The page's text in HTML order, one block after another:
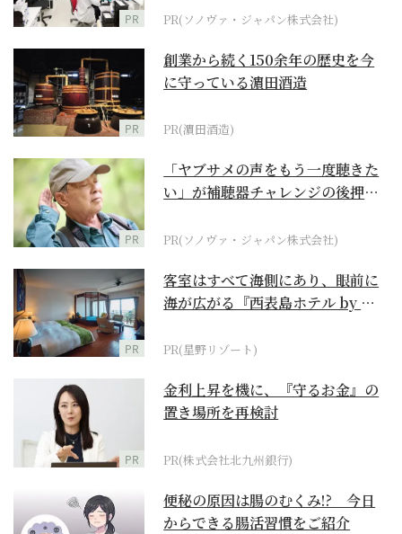
PR PR(ソノヴァ・ジャパン株式会社)
PR
創業から続く150余年の歴史を今
に守っている濵田酒造
PR(濵田酒造)
PR
「ヤブサメの声をもう一度聴きた
い」が補聴器チャレンジの後押し
PR(ソノヴァ・ジャパン株式会社)
PR
客室はすべて海側にあり、眼前に
海が広がる『西表島ホテル by 星
PR(星野リゾート)
PR
金利上昇を機に、『守るお金』の
置き場所を再検討
PR(株式会社北九州銀行)
便秘の原因は腸のむくみ!? 今日
からできる腸活習慣をご紹介